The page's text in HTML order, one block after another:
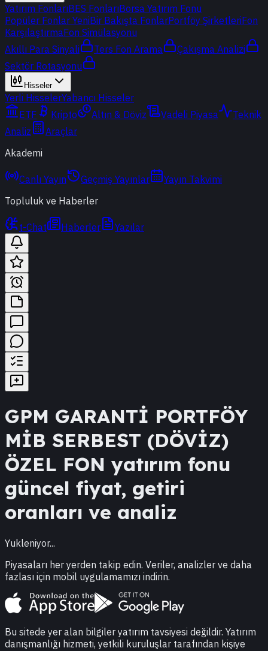
Yatırım FonlarıBES FonlarıBorsa Yatırım Fonu
Popüler Fonlar YeniBir Bakışta FonlarPortföy ŞirketleriFon
KarşılaştırmaFon Simülasyonu
Akıllı Para Sinyali
Ters Fon Arama
Çakışma Analizi
Sektör Rotasyonu
Hisseler
Yerli HisselerYabancı Hisseler
ETF
Kripto Altın & Döviz Vadeli Piyasa
Teknik
Analiz
Araçlar
Akademi
Canlı Yayın Geçmiş Yayınlar
Yayın Takvimi
Topluluk ve Haberler
t-Chat Haberler Yazılar
GPM GARANTİ PORTFÖY
MİB SERBEST (DÖVİZ)
ÖZEL FON yatırım fonu
güncel fiyat, getiri
oranları ve analiz
Yukleniyor...
Piyasaları her yerden takip edin. Veriler, analizler ve daha
fazlası için mobil uygulamamızı indirin.
Bu sitede yer alan bilgiler yatırım tavsiyesi değildir. Yatırım
danışmanlığı hizmeti, yetkili kuruluşlar tarafından kişiye